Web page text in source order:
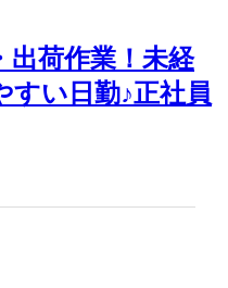
出荷作業！未経
い日勤♪正社員